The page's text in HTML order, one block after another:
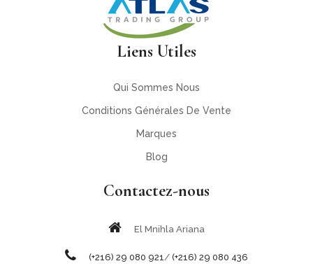
Liens Utiles
Qui Sommes Nous
Conditions Générales De Vente
Marques
Blog
Contactez-nous
El Mnihla Ariana
(+216) 29 080 921/ (+216) 29 080 436